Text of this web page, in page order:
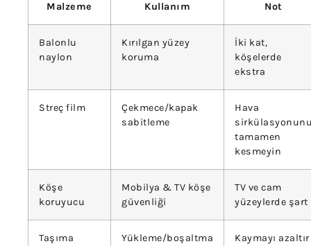
Malzeme Kullanım Not
Balonlu
naylon
Kırılgan yüzey
koruma
İki kat,
köşelerde
ekstra
Streç film
Çekmece/kapak
sabitleme
Hava
tamamen
kesmeyin
Köşe
koruyucu
Mobilya & TV köşe
güvenliği
TV ve cam
yüzeylerde şart
Taşıma
Yükleme/boşaltma
Kaymayı azaltır